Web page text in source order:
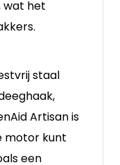
wat het
staal
Artisan is
motor kunt
een